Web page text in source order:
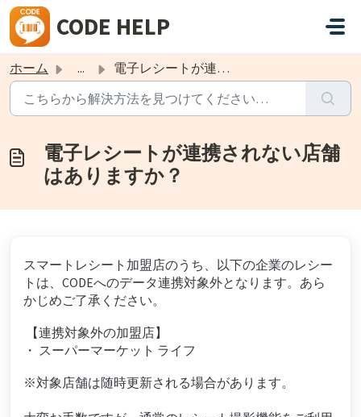
メインコンテンツに移動
CODE HELP
ホーム ... 電子レシートが連携されない店舗はありますか？
電子レシートが連携されない店舗
はありますか？
スマートレシート加盟店のうち、以下の企業のレシー
トは、CODEへのデータ連携対象外となります。あら
かじめご了承ください。
【連携対象外の加盟店】
・ スーパーマーケット ライフ
※対象店舗は随時更新される場合があります。